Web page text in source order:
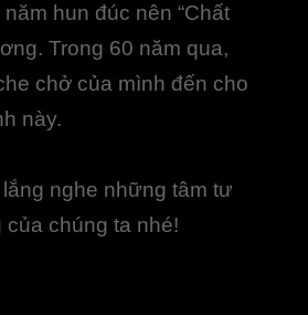
hun đúc nên “Chất
Trong 60 năm qua,
chở của mình đến cho
này.
nghe những tâm tư
chúng ta nhé!